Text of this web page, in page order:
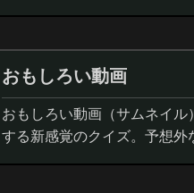
おもしろい動画
おもしろい動画（サムネイ
する新感覚のクイズ。予想外